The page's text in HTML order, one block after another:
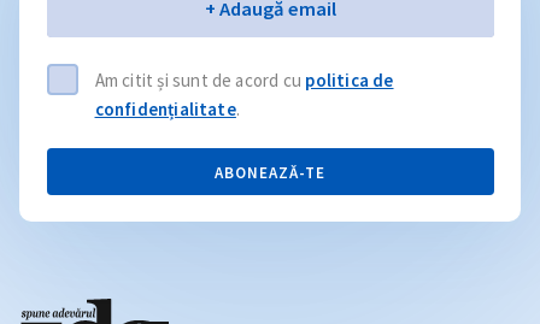
+ Adaugă email
Am citit și sunt de acord cu politica de
confidențialitate.
ABONEAZĂ-TE